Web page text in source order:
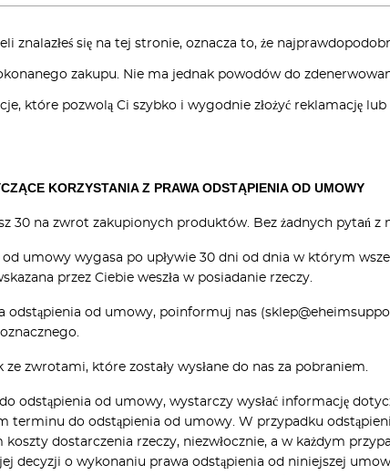
znalazłeś się na tej stronie, oznacza to, że
zakupu. Nie ma jednak powodów do
które pozwolą Ci szybko i wygodnie złożyć reklamację
KORZYSTANIA Z PRAWA ODSTĄPIENIA OD UMOWY
30 na zwrot zakupionych produktów. Bez żadnych pytań z
od umowy wygasa po upływie 30 dni od dnia w którym
przez Ciebie weszła w posiadanie rzeczy.
odstąpienia od umowy, poinformuj nas
ze zwrotami, które zostały wysłane do nas za pobraniem.
odstąpienia od umowy, wystarczy wysłać informację
terminu do odstąpienia od umowy. W przypadku
koszty dostarczenia rzeczy, niezwłocznie, a w każdym
decyzji o wykonaniu prawa odstąpienia od niniejszej